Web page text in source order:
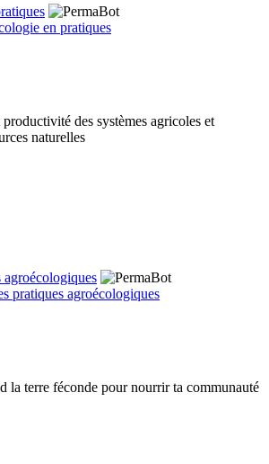
en pratiques
des systèmes agricoles et
naturelles
pratiques agroécologiques
la terre féconde pour nourrir ta communauté